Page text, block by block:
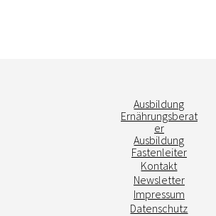
Ausbildung
Ernährungsberat
er
Ausbildung
Fastenleiter
Kontakt
Newsletter
Impressum
Datenschutz